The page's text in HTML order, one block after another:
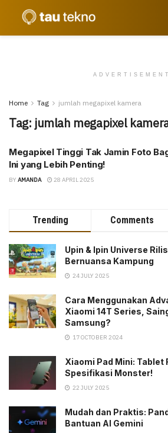
ADVERTISEMENT
Home Tag jumlah megapixel kamera
Tag: jumlah megapixel
Megapixel Tinggi Tak Jamin Foto
Ini yang Lebih Penting!
BY AMANDA 28 APRIL 2025
Trending Comments
Upin & Ipin Universe
Bernuansa Kampung
24 JULY 2025
Cara Menggunakan
Xiaomi 14T Series,
Samsung?
17 OCTOBER 2024
Xiaomi Pad Mini: Tablet
Spesifikasi Monster!
22 JULY 2025
Mudah dan Praktis:
Bantuan AI Gemini